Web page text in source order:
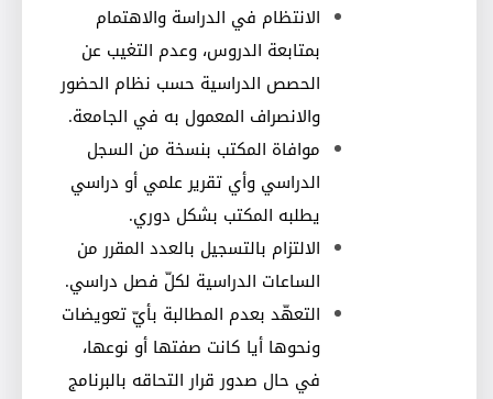
الانتظام في الدراسة والاهتمام
بمتابعة الدروس، وعدم التغيب عن
الحصص الدراسية حسب نظام الحضور
والانصراف المعمول به في الجامعة.
موافاة المكتب بنسخة من السجل
الدراسي وأي تقرير علمي أو دراسي
يطلبه المكتب بشكل دوري.
الالتزام بالتسجيل بالعدد المقرر من
الساعات الدراسية لكلّ فصل دراسي.
التعهّد بعدم المطالبة بأيّ تعويضات
ونحوها أيا كانت صفتها أو نوعها،
في حال صدور قرار التحاقه بالبرنامج